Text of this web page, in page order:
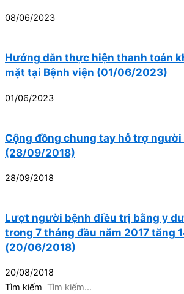
08/06/2023
Hướng dẫn thực hiện thanh toán
mặt tại Bệnh viện (01/06/2023)
01/06/2023
Cộng đồng chung tay hỗ trợ
(28/09/2018)
28/09/2018
Lượt người bệnh điều trị bằng y
trong 7 tháng đầu năm 2017 tăng
(20/06/2018)
20/08/2018
Tìm kiếm